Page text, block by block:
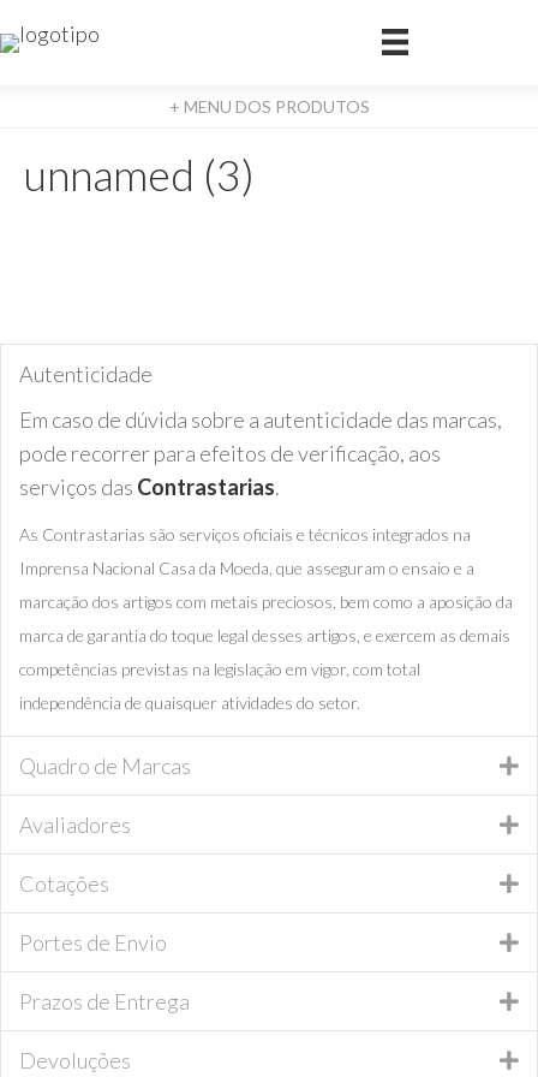
+ MENU DOS PRODUTOS
unnamed (3)
Autenticidade
Em caso de dúvida sobre a autenticidade das marcas,
pode recorrer para efeitos de verificação, aos
serviços das Contrastarias.
As Contrastarias são serviços oficiais e técnicos integrados na
Imprensa Nacional Casa da Moeda, que asseguram o ensaio e a
marcação dos artigos com metais preciosos, bem como a aposição da
marca de garantia do toque legal desses artigos, e exercem as demais
competências previstas na legislação em vigor, com total
independência de quaisquer atividades do setor.
Quadro de Marcas
Avaliadores
Cotações
Portes de Envio
Prazos de Entrega
Devoluções